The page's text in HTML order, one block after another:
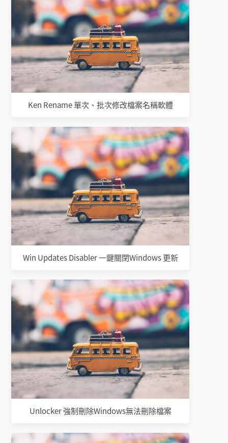
Ken Rename 單次、批次修改檔案名稱軟體
Win Updates Disabler 一鍵關閉Windows 更新
Unlocker 強制刪除Windows無法刪除檔案